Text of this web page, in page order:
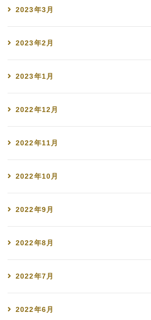
2023年3月
2023年2月
2023年1月
2022年12月
2022年11月
2022年10月
2022年9月
2022年8月
2022年7月
2022年6月